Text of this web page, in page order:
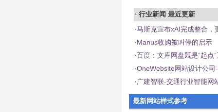
· 行业新闻 最近更新
·马斯克宣布xAI完成整合，
·Manus收购被叫停的启示
·百度：文库网盘既是“起点
·OneWebsite网站设计公
· 广建智联-交通行业智能网
最新网站样式参考